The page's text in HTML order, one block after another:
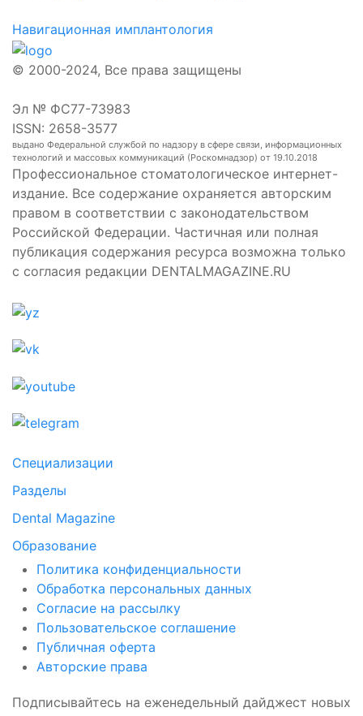
Навигационная имплантология
© 2000-2024, Все права защищены
Эл № ФС77-73983
ISSN: 2658-3577
выдано Федеральной службой по надзору в сфере связи, информационных
технологий и массовых коммуникаций (Роскомнадзор) от 19.10.2018
Профессиональное стоматологическое интернет-
издание. Все содержание охраняется авторским
правом в соответствии с законодательством
Российской Федерации. Частичная или полная
публикация содержания ресурса возможна только
с согласия редакции DENTALMAGAZINE.RU
Специализации
Разделы
Dental Magazine
Образование
Политика конфиденциальности
Обработка персональных данных
Согласие на рассылку
Пользовательское соглашение
Публичная оферта
Авторские права
Подписывайтесь на еженедельный дайджест новых